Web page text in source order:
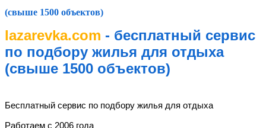
(свыше 1500 объектов)
lazarevka.com - бесплатный сервис
по подбору жилья для отдыха
(свыше 1500 объектов)
Бесплатный сервис по подбору жилья для отдыха
Работаем с 2006 года